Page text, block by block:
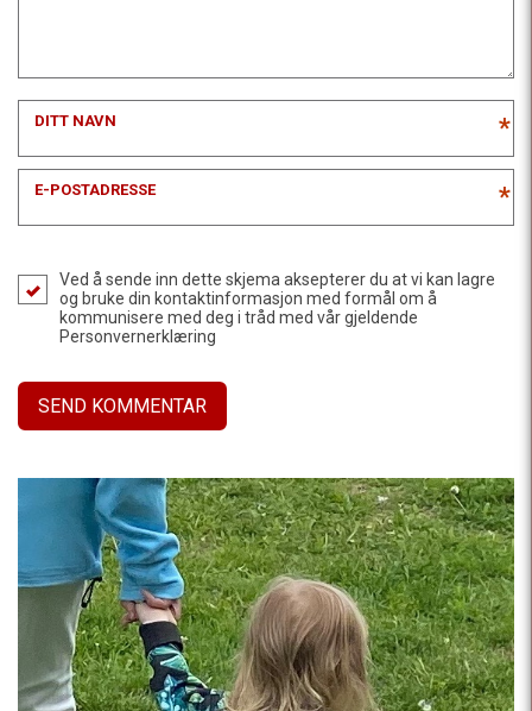
DITT NAVN *
E-POSTADRESSE *
Ved å sende inn dette skjema aksepterer du at vi kan lagre
og bruke din kontaktinformasjon med formål om å
kommunisere med deg i tråd med vår gjeldende
Personvernerklæring